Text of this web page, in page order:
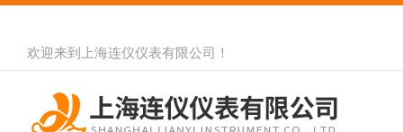
欢迎来到 上海连仪仪表有限公司 ！